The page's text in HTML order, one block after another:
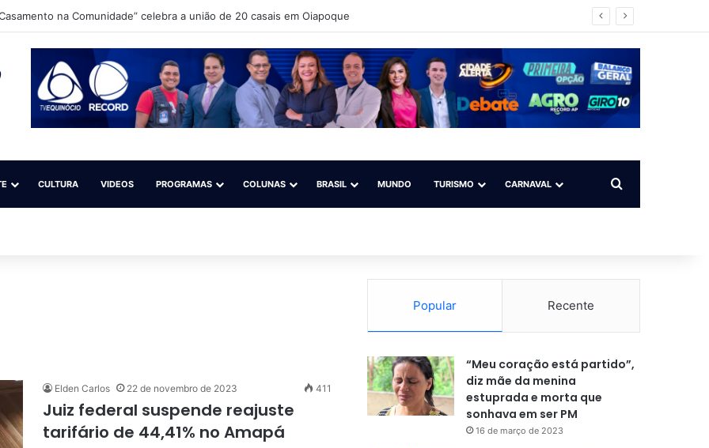
na Comunidade” celebra a união de 20 casais em Oiapoque
CULTURA VIDEOS PROGRAMAS COLUNAS BRASIL MUNDO TURISMO CARNAVAL Procurar por
Elden Carlos 22 de novembro de 2023 411
Juiz federal suspende reajuste
tarifário de 44,41% no Amapá
Popular Recente
“Meu coração está partido”,
diz mãe da menina
estuprada e morta que
sonhava em ser PM
16 de março de 2023